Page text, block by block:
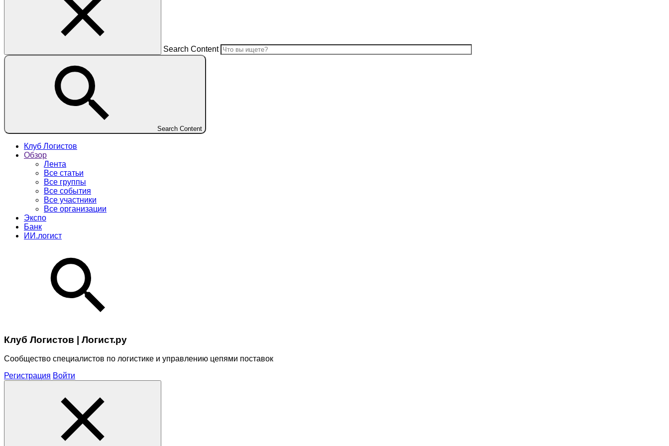
Search Content
Search Content
Клуб Логистов
Обзор
Лента
Все статьи
Все группы
Все события
Все участники
Все организации
Экспо
Банк
ИИ.логист
Клуб Логистов | Логист.ру
Сообщество специалистов по логистике и управлению цепями поставок
Регистрация Войти